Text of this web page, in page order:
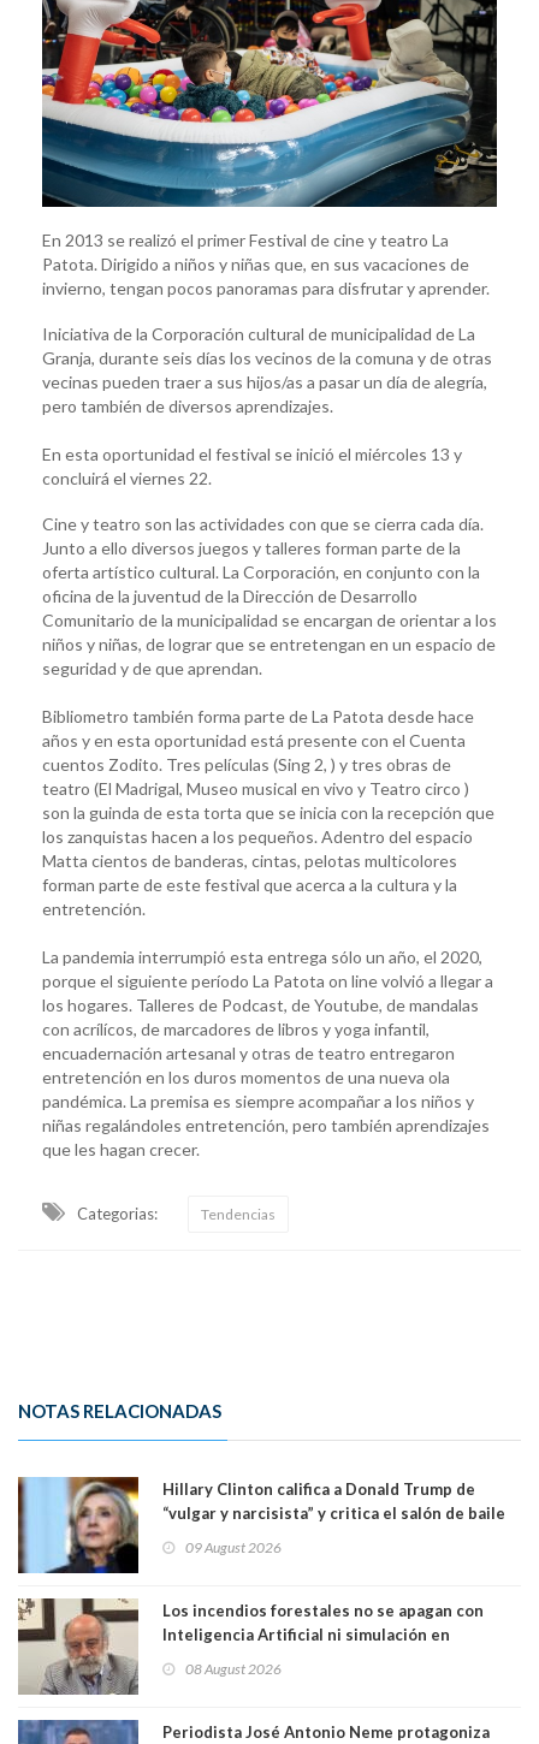
En 2013 se realizó el primer Festival de cine y teatro La
Patota. Dirigido a niños y niñas que, en sus vacaciones de
invierno, tengan pocos panoramas para disfrutar y aprender.
Iniciativa de la Corporación cultural de municipalidad de La
Granja, durante seis días los vecinos de la comuna y de otras
vecinas pueden traer a sus hijos/as a pasar un día de alegría,
pero también de diversos aprendizajes.
En esta oportunidad el festival se inició el miércoles 13 y
concluirá el viernes 22.
Cine y teatro son las actividades con que se cierra cada día.
Junto a ello diversos juegos y talleres forman parte de la
oferta artístico cultural. La Corporación, en conjunto con la
oficina de la juventud de la Dirección de Desarrollo
Comunitario de la municipalidad se encargan de orientar a los
niños y niñas, de lograr que se entretengan en un espacio de
seguridad y de que aprendan.
Bibliometro también forma parte de La Patota desde hace
años y en esta oportunidad está presente con el Cuenta
cuentos Zodito. Tres películas (Sing 2, ) y tres obras de
teatro (El Madrigal, Museo musical en vivo y Teatro circo )
son la guinda de esta torta que se inicia con la recepción que
los zanquistas hacen a los pequeños. Adentro del espacio
Matta cientos de banderas, cintas, pelotas multicolores
forman parte de este festival que acerca a la cultura y la
entretención.
La pandemia interrumpió esta entrega sólo un año, el 2020,
porque el siguiente período La Patota on line volvió a llegar a
los hogares. Talleres de Podcast, de Youtube, de mandalas
con acrílícos, de marcadores de libros y yoga infantil,
encuadernación artesanal y otras de teatro entregaron
entretención en los duros momentos de una nueva ola
pandémica. La premisa es siempre acompañar a los niños y
niñas regalándoles entretención, pero también aprendizajes
que les hagan crecer.
Categorias: Tendencias
NOTAS RELACIONADAS
Hillary Clinton califica a Donald Trump de
“vulgar y narcisista” y critica el salón de baile
que construye en la Casa Blanca: “No es su
casa. Y la está destruyendo”
09 August 2026
Los incendios forestales no se apagan con
Inteligencia Artificial ni simulación en
computadores. Por Herbert Haltenhoff,
Magister en Asentamientos Humanos PUC
08 August 2026
Periodista José Antonio Neme protagoniza